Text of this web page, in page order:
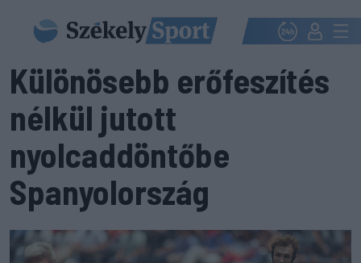
Különösebb erőfeszítés
nélkül jutott
nyolcaddöntőbe
Spanyolország